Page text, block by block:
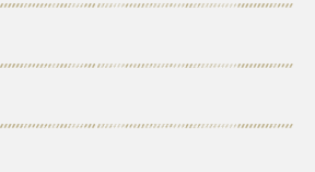
トに呼んでいただきました！ 今回は、生本